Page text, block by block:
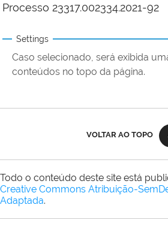
Processo 23317.002334.2021-92
Settings
Caso selecionado, será exibida
conteúdos no topo da página.
VOLTAR AO TOPO
Todo o conteúdo deste site está
Creative Commons Atribuição-
Adaptada.